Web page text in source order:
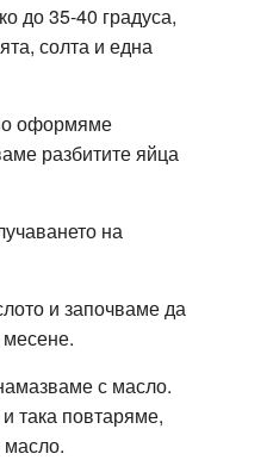
до 35-40 градуса,
солта и една
оформяме
разбитите яйца
на
и започваме да
месене.
с масло.
така повтаряме,